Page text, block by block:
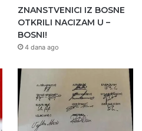
ZNANSTVENICI IZ BOSNE
OTKRILI NACIZAM U –
BOSNI!
4 dana ago